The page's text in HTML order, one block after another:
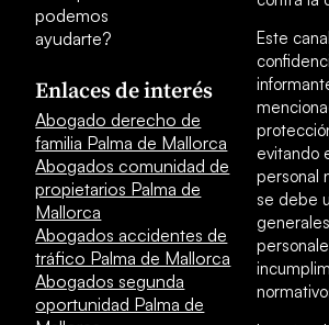
podemos
ayudarte?
Enlaces de interés
Abogado derecho de
familia Palma de Mallorca
Abogados comunidad de
propietarios Palma de
Mallorca
Abogados accidentes de
tráfico Palma de Mallorca
Abogados segunda
oportunidad Palma de
Este
evitando
personal
se debe